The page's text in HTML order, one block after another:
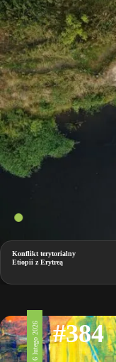
Konflikt terytorialny
Etiopii z Erytreą
6 lutego 2026 #384